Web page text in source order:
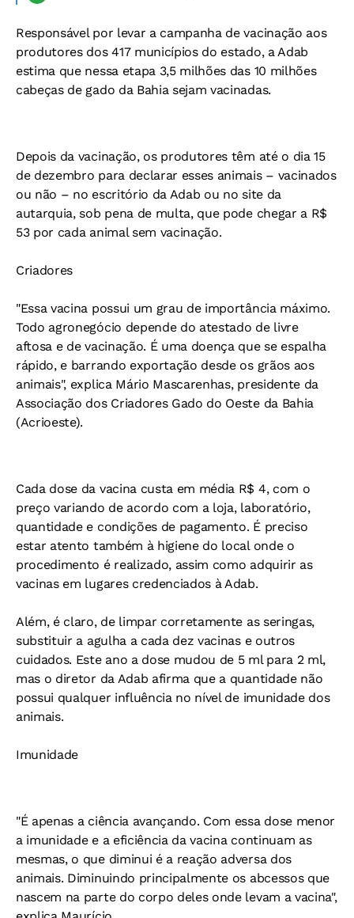
Responsável por levar a campanha de vacinação aos
produtores dos 417 municípios do estado, a Adab
estima que nessa etapa 3,5 milhões das 10 milhões
cabeças de gado da Bahia sejam vacinadas.
Depois da vacinação, os produtores têm até o dia 15
de dezembro para declarar esses animais – vacinados
ou não – no escritório da Adab ou no site da
autarquia, sob pena de multa, que pode chegar a R$
53 por cada animal sem vacinação.
Criadores
"Essa vacina possui um grau de importância máximo.
Todo agronegócio depende do atestado de livre
aftosa e de vacinação. É uma doença que se espalha
rápido, e barrando exportação desde os grãos aos
animais", explica Mário Mascarenhas, presidente da
Associação dos Criadores Gado do Oeste da Bahia
(Acrioeste).
Cada dose da vacina custa em média R$ 4, com o
preço variando de acordo com a loja, laboratório,
quantidade e condições de pagamento. É preciso
estar atento também à higiene do local onde o
procedimento é realizado, assim como adquirir as
vacinas em lugares credenciados à Adab.
Além, é claro, de limpar corretamente as seringas,
substituir a agulha a cada dez vacinas e outros
cuidados. Este ano a dose mudou de 5 ml para 2 ml,
mas o diretor da Adab afirma que a quantidade não
possui qualquer influência no nível de imunidade dos
animais.
Imunidade
"É apenas a ciência avançando. Com essa dose menor
a imunidade e a eficiência da vacina continuam as
mesmas, o que diminui é a reação adversa dos
animais. Diminuindo principalmente os abcessos que
nascem na parte do corpo deles onde levam a vacina",